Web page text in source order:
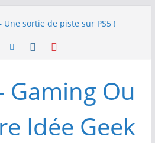
accessoires Turtle Beach X
Une sortie de piste sur PS5 !
– Le retour des courses arcade
Gaming Ou
Idée Geek